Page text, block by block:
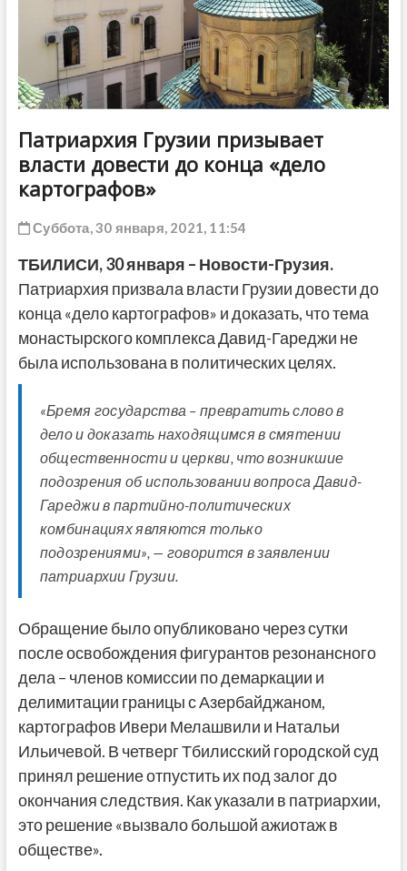
Патриархия Грузии призывает
власти довести до конца «дело
картографов»
Суббота, 30 января, 2021, 11:54
ТБИЛИСИ, 30 января – Новости-Грузия.
Патриархия призвала власти Грузии довести до
конца «дело картографов» и доказать, что тема
монастырского комплекса Давид-Гареджи не
была использована в политических целях.
«Бремя государства – превратить слово в
дело и доказать находящимся в смятении
общественности и церкви, что возникшие
подозрения об использовании вопроса Давид-
Гареджи в партийно-политических
комбинациях являются только
подозрениями», — говорится в заявлении
патриархии Грузии.
Обращение было опубликовано через сутки
после освобождения фигурантов резонансного
дела – членов комиссии по демаркации и
делимитации границы с Азербайджаном,
картографов Ивери Мелашвили и Натальи
Ильичевой. В четверг Тбилисский городской суд
принял решение отпустить их под залог до
окончания следствия. Как указали в патриархии,
это решение «вызвало большой ажиотаж в
обществе».